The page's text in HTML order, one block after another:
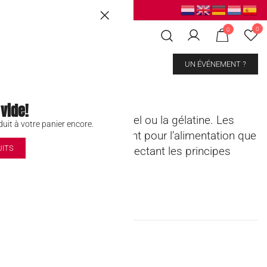
à votre panier encore.
Mons Les Grands Prés
0 0
UN ÉVÉNEMENT ?
le lait, les œufs, le miel ou la gélatine. Les
animale, tant pour l’alimentation que
d’origine végétale, respectant les principes